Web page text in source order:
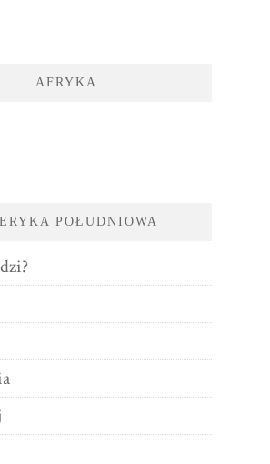
AFRYKA
POŁUDNIOWA